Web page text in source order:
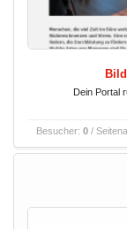
Dein Portal
Besucher: 0/